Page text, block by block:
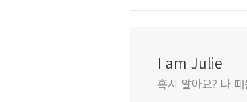
I am Julie
혹시 알아요? 나